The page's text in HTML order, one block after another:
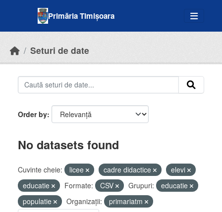
Primăria Timișoara
Seturi de date
Order by
No datasets found
Cuvinte cheie: licee cadre didactice
elevi
educatie
Formate: CSV Grupuri:
educatie
populatie
Organizații:
primariatm